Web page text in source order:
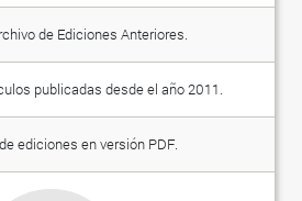
de Ediciones Anteriores.
publicadas desde el año 2011.
ediciones en versión PDF.